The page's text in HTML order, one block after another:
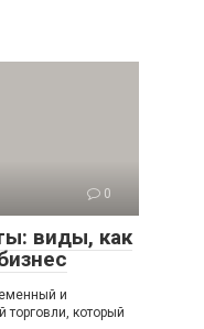
0
виды, как
и
торговли, который